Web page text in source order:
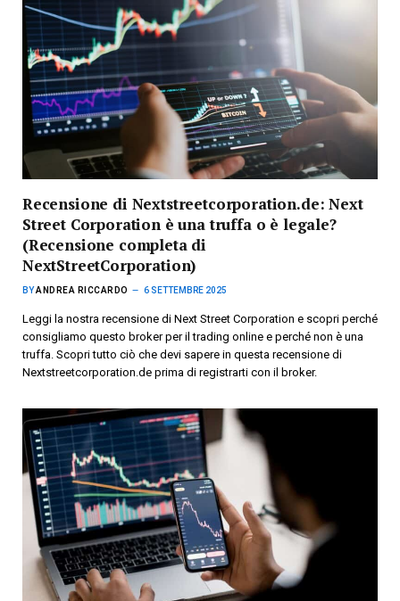
Recensione di Nextstreetcorporation.de: Next
Street Corporation è una truffa o è legale?
(Recensione completa di
NextStreetCorporation)
BYANDREA RICCARDO 6 SETTEMBRE 2025
Leggi la nostra recensione di Next Street Corporation e scopri perché
consigliamo questo broker per il trading online e perché non è una
truffa. Scopri tutto ciò che devi sapere in questa recensione di
Nextstreetcorporation.de prima di registrarti con il broker.